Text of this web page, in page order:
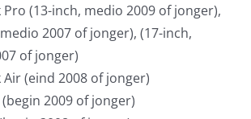
Pro (13-inch, medio 2009 of jonger),
2007 of jonger), (17-inch,
of jonger)
Air (eind 2008 of jonger)
2009 of jonger)